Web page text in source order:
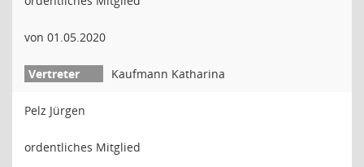
von 01.05.2020
Kaufmann Katharina
Pelz Jürgen
ordentliches Mitglied